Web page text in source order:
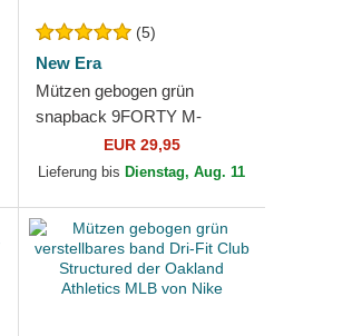
(5)
New Era
Mützen gebogen grün
snapback 9FORTY M-
Crown Player Replica der
Oakland Athletics MLB von
EUR 29,95
Lieferung bis Dienstag, Aug. 11